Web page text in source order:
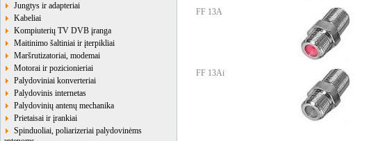
Jungtys ir adapteriai
Kabeliai
Kompiuterių TV DVB įranga
Maitinimo šaltiniai ir įterpikliai
Maršrutizatoriai, modemai
Motorai ir pozicionieriai
Palydoviniai konverteriai
Palydovinis internetas
Palydovinių antenų mechanika
Prietaisai ir įrankiai
Spinduoliai, poliarizeriai palydovinėms
FF 13A
FF 13Ai